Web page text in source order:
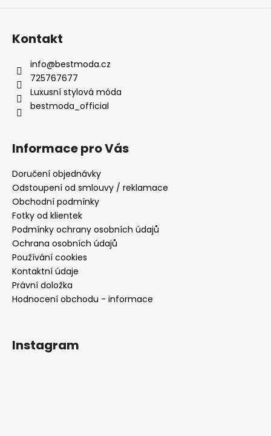
Kontakt
info@bestmoda.cz
725767677
Luxusní stylová móda
bestmoda_official
Informace pro Vás
Doručení objednávky
Odstoupení od smlouvy / reklamace
Obchodní podmínky
Fotky od klientek
Podmínky ochrany osobních údajů
Ochrana osobních údajů
Používání cookies
Kontaktní údaje
Právní doložka
Hodnocení obchodu - informace
Instagram